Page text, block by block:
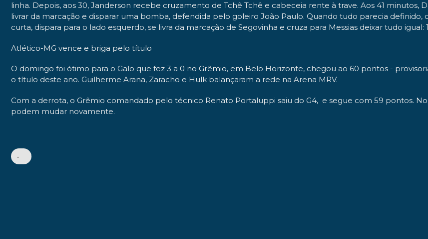
linha. Depois, aos 30, Janderson recebe cruzamento de Tchê Tchê e cabeceia rente à trave. Aos 41 minutos,
livrar da marcação e disparar uma bomba, defendida pelo goleiro João Paulo. Quando tudo parecia
curta, dispara para o lado esquerdo, se livra da marcação de Segovinha e cruza para Messias deixar tudo igual: 1
Atlético-MG vence e briga pelo título
O domingo foi ótimo para o Galo que fez 3 a 0 no Grêmio, em Belo Horizonte, chegou ao 60 pontos -
o título deste ano. Guilherme Arana, Zaracho e Hulk balançaram a rede na Arena MRV.
Com a derrota, o Grêmio comandado pelo técnico Renato Portaluppi saiu do G4, e segue com 59 pontos.
podem mudar novamente.
•